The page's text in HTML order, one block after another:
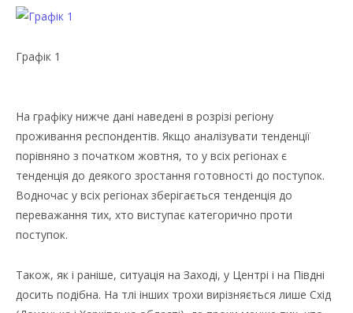
Графік 1
На графіку нижче дані наведені в розрізі регіону
проживання респондентів. Якщо аналізувати тенденції
порівняно з початком жовтня, то у всіх регіонах є
тенденція до деякого зростання готовності до поступок.
Водночас у всіх регіонах зберігається тенденція до
переважання тих, хто виступає категорично проти
поступок.
Також, як і раніше, ситуація на Заході, у Центрі і на Півдні
досить подібна. На тлі інших трохи вирізняється лише Схід